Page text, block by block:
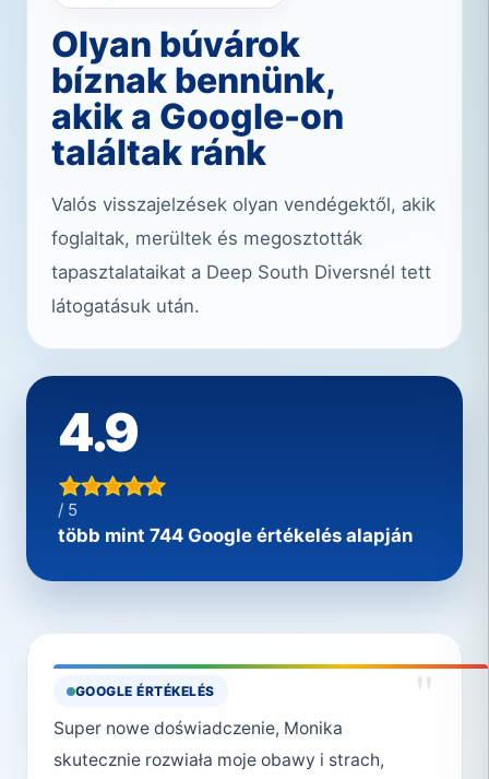
Olyan búvárok
bíznak bennünk,
akik a Google-on
találtak ránk
Valós visszajelzések olyan vendégektől, akik
foglaltak, merültek és megosztották
tapasztalataikat a Deep South Diversnél tett
látogatásuk után.
4.9
/ 5
több mint 744 Google értékelés alapján
GOOGLE ÉRTÉKELÉS "
Super nowe doświadczenie, Monika
skutecznie rozwiała moje obawy i strach,